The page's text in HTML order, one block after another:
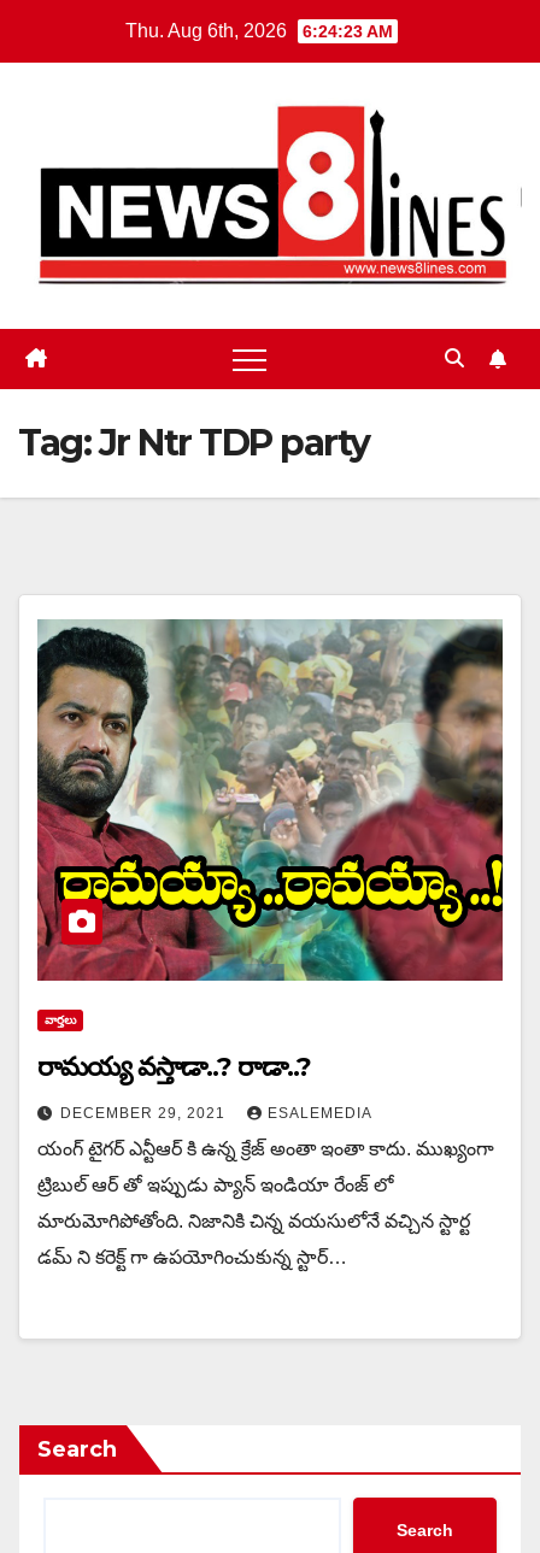
Thu. Aug 6th, 2026 6:24:24 AM
Tag:Jr Ntr TDP party
వార్త‌లు
రామయ్య వస్తాడా..? రాడా..?
DECEMBER 29, 2021 ESALEMEDIA
యంగ్ టైగర్ ఎన్టీఆర్ కి ఉన్న క్రేజ్ అంతా ఇంతా కాదు. ముఖ్యంగా
ట్రిబుల్ ఆర్ తో ఇప్పుడు ప్యాన్ ఇండియా రేంజ్ లో
మారుమోగిపోతోంది. నిజానికి చిన్న వయసులోనే వచ్చిన స్టార్ట
డమ్ ని కరెక్ట్ గా ఉపయోగించుకున్న స్టార్…
Search
Search